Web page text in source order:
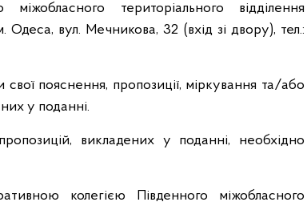
територіального відділення
вул. Мечникова, 32 (вхід зі двору), тел.:
пояснення, пропозиції, міркування та/або
у поданні.
викладених у поданні, необхідно
колегією Південного міжобласного